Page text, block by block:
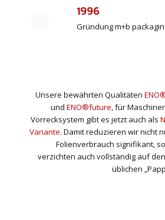
1996
Gründung m+b
Unsere bewährten Qualitäten
undENO®future, für
Vorrecksystem gibt es jetzt auch als
Variante. Damit reduzieren wir nicht
Folienverbrauch signifikant,
verzichten auch vollständig auf
üblichen